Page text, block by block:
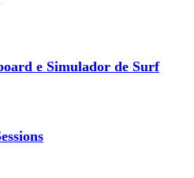
e Simulador de Surf